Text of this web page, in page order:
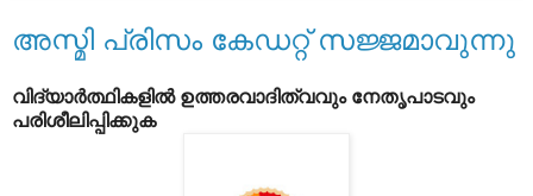
അസ്മി പ്രിസം കേഡറ്റ് സജ്ജമാവുന്നു
വിദ്യാർത്ഥികളിൽ ഉത്തരവാദിത്വവും നേതൃപാടവും
പരിശീലിപ്പിക്കുക